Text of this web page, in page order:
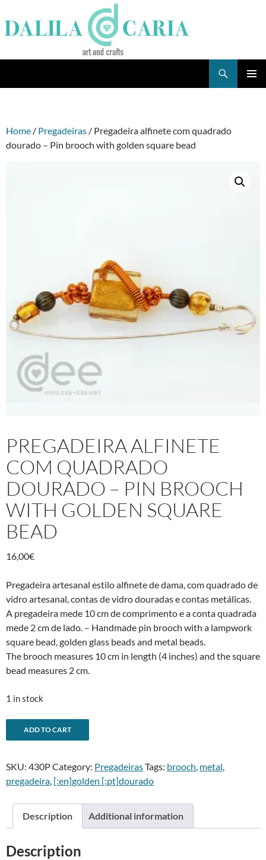
to
content
Home / Pregadeiras / Pregadeira alfinete com quadrado
dourado – Pin brooch with golden square bead
PREGADEIRA ALFINETE
COM QUADRADO
DOURADO – PIN BROOCH
WITH GOLDEN SQUARE
BEAD
16,00€
Pregadeira artesanal estilo alfinete de dama, com quadrado de
vidro artesanal, contas de vidro douradas e contas metálicas.
A pregadeira mede 10 cm de comprimento e a conta quadrada
mede 2 cm de lado. – Handmade pin brooch with a lampwork
square bead, golden glass beads and metal beads.
The brooch measures 10 cm in length (4 inches) and the square
bead measures 2 cm.
1 in stock
Pregadeira
alfinete
quadrado
dourado
brooch
golden
ADD TO CART
e
r
a
t
SKU: 430PCategory: PregadeirasTags: brooch, metal,
pregadeira, [:en]golden [:pt]dourado
Description Additional information
Description